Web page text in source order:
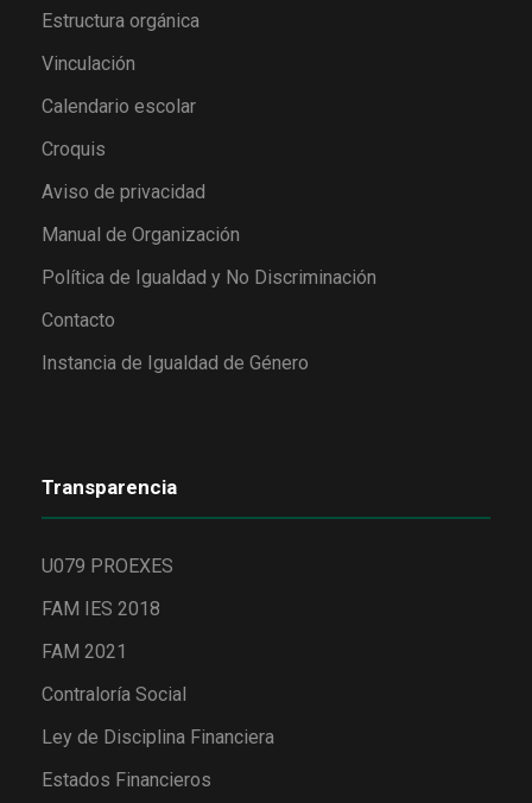
Estructura orgánica
Vinculación
Calendario escolar
Croquis
Aviso de privacidad
Manual de Organización
Política de Igualdad y No Discriminación
Contacto
Instancia de Igualdad de Género
Transparencia
U079 PROEXES
FAM IES 2018
FAM 2021
Contraloría Social
Ley de Disciplina Financiera
Estados Financieros